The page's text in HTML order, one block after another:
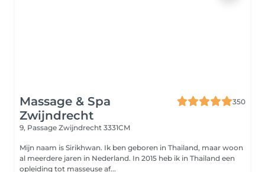
Massage & Spa
Zwijndrecht
350
9, Passage Zwijndrecht 3331CM
Mijn naam is Sirikhwan. Ik ben geboren in Thailand, maar woon
al meerdere jaren in Nederland. In 2015 heb ik in Thailand een
opleiding tot masseuse af...